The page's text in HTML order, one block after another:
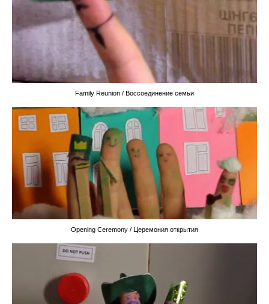
Family Reunion / Воссоединение семьи
Opening Ceremony / Церемония открытия